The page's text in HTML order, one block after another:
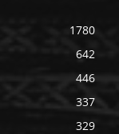
1780
642
446
337
329